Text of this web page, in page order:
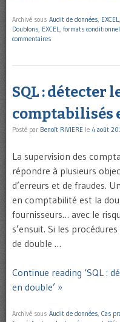
Archivé sous Audit de données, EXCEL,
Doublons, EXCEL, formats
commentaires
SQL : détecter
comptabilisés
Posté par Benoît RIVIERE le 4 août
La supervision des
répondre à plusieurs
d’erreurs et de fraudes.
en comptabilité est la
fournisseurs… avec le
s’ensuit. Si les
de double …
Continue reading ‘SQL :
en double’ »
Archivé sous Audit de données, Cas